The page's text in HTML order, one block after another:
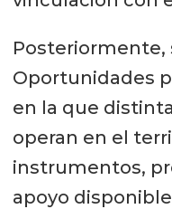
Posteriormente,
Oportunidades
en la que
operan en el
instrumentos,
apoyo